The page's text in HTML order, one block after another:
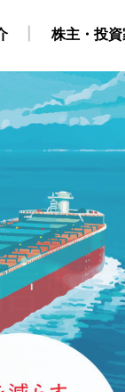
動画
株主・投
タ 対照表・イ
コース）